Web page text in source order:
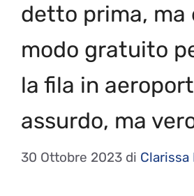
detto prima, ma
modo gratuito
la fila in
assurdo, ma
30 Ottobre 2023 di Clarissa